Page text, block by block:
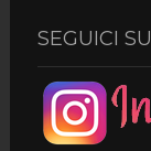
SEGUICI SU